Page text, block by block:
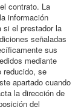
contrato. La
información
si el prestador la
señaladas
sus
mediante
reducido, se
apartado cuando
la dirección de
del